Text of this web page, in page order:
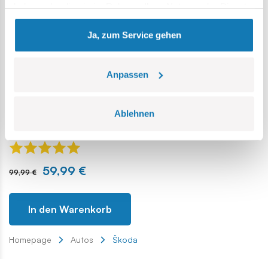
gesammelt haben.
Ja, zum Service gehen
Anpassen
Ablehnen
99,99 € 59,99 €
In den Warenkorb
Homepage Autos Škoda